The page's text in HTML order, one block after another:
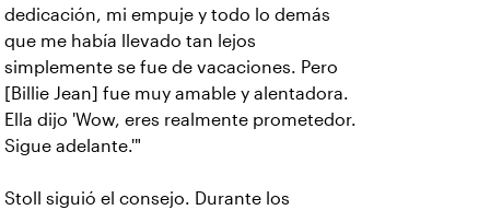
dedicación, mi empuje y todo lo demás
que me había llevado tan lejos
simplemente se fue de vacaciones. Pero
[Billie Jean] fue muy amable y alentadora.
Ella dijo 'Wow, eres realmente prometedor.
Sigue adelante.'"
Stoll siguió el consejo. Durante los